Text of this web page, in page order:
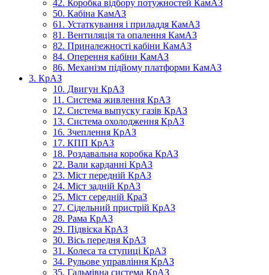
42. Коробка відбору потужностей КамАЗ
50. Кабіна КамАЗ
61. Устаткування і приладдя КамАЗ
81. Вентиляція та опалення КамАЗ
82. Приналежності кабіни КамАЗ
84. Оперення кабіни КамАЗ
86. Механізм підйому платформи КамАЗ
3. КрАЗ
10. Двигун КрАЗ
11. Система живлення КрАЗ
12. Система выпуску газів КрАЗ
13. Система охолодження КрАЗ
16. Зчеплення КрАЗ
17. КПП КрАЗ
18. Роздавальна коробка КрАЗ
22. Вали карданні КрАЗ
23. Міст передній КрАЗ
24. Міст задній КрАЗ
25. Міст середній КраЗ
27. Сідельний пристрій КрАЗ
28. Рама КрАЗ
29. Підвіска КрАЗ
30. Вісь передня КрАЗ
31. Колеса та ступиці КрАЗ
34. Рульове управління КрАЗ
35. Гальмівна система КрАЗ